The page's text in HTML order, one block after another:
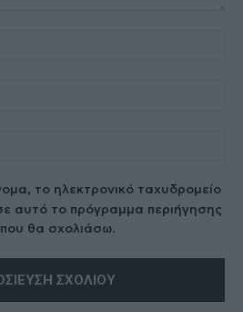
το ηλεκτρονικό ταχυδρομείο
αυτό το πρόγραμμα περιήγησης
θα σχολιάσω.